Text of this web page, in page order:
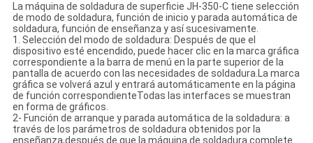
La máquina de soldadura de superficie JH-350-C tiene selección
de modo de soldadura, función de inicio y parada automática de
soldadura, función de enseñanza y así sucesivamente.
1. Selección del modo de soldadura: Después de que el
dispositivo esté encendido, puede hacer clic en la marca gráfica
correspondiente a la barra de menú en la parte superior de la
pantalla de acuerdo con las necesidades de soldadura.La marca
gráfica se volverá azul y entrará automáticamente en la página
de función correspondienteTodas las interfaces se muestran
en forma de gráficos.
2- Función de arranque y parada automática de la soldadura: a
través de los parámetros de soldadura obtenidos por la
enseñanza,después de que la máquina de soldadura complete